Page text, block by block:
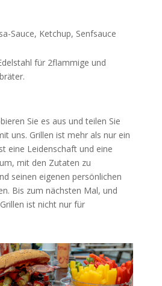
Sauce, Ketchup, Senfsauce
für 2flammige und
Sie es aus und teilen Sie
uns. Grillen ist mehr als nur ein
eine Leidenschaft und eine
mit den Zutaten zu
seinen eigenen persönlichen
Bis zum nächsten Mal, und
ist nicht nur für